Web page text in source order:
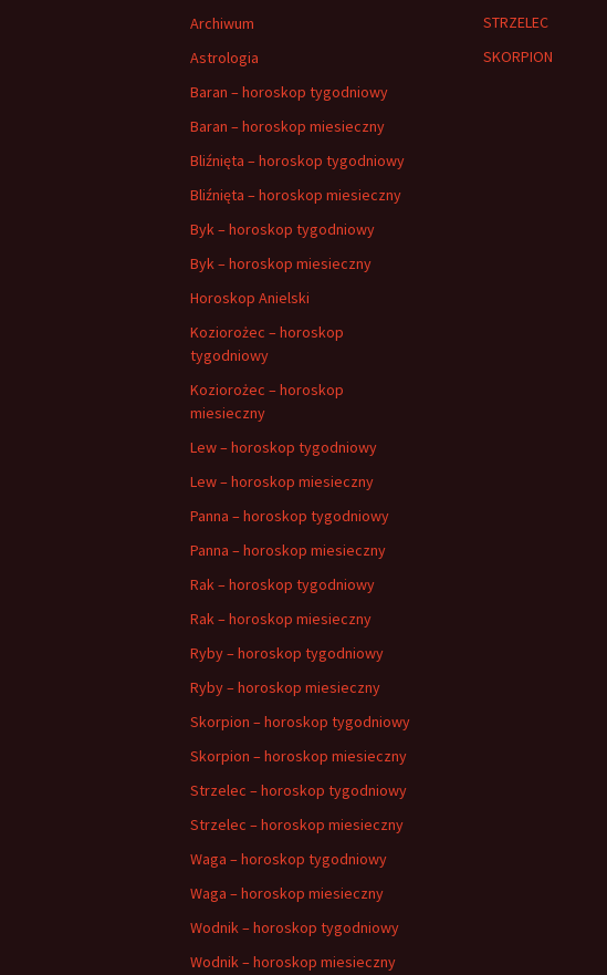
STRZELEC
SKORPION
Archiwum
Astrologia
Baran – horoskop tygodniowy
Baran – horoskop miesieczny
Bliźnięta – horoskop tygodniowy
Bliźnięta – horoskop miesieczny
Byk – horoskop tygodniowy
Byk – horoskop miesieczny
Horoskop Anielski
Koziorożec – horoskop
tygodniowy
Koziorożec – horoskop
miesieczny
Lew – horoskop tygodniowy
Lew – horoskop miesieczny
Panna – horoskop tygodniowy
Panna – horoskop miesieczny
Rak – horoskop tygodniowy
Rak – horoskop miesieczny
Ryby – horoskop tygodniowy
Ryby – horoskop miesieczny
Skorpion – horoskop tygodniowy
Skorpion – horoskop miesieczny
Strzelec – horoskop tygodniowy
Strzelec – horoskop miesieczny
Waga – horoskop tygodniowy
Waga – horoskop miesieczny
Wodnik – horoskop tygodniowy
Wodnik – horoskop miesieczny